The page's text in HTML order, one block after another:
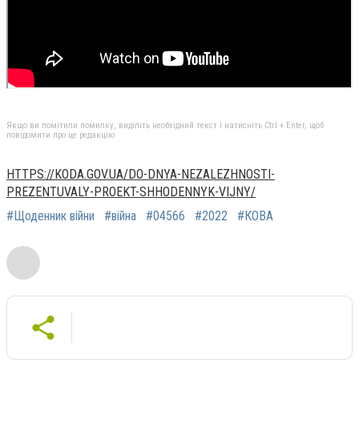
Якщо ви помітили помилку, виділіть необхідний текст і натисніть Ctrl + Enter, щоб
повідомити про це редакцію
HTTPS://KODA.GOV.UA/DO-DNYA-NEZALEZHNOSTI-
PREZENTUVALY-PROEKT-SHHODENNYK-VIJNY/
#Щоденник війни
#війна #04566 #2022 #КОВА